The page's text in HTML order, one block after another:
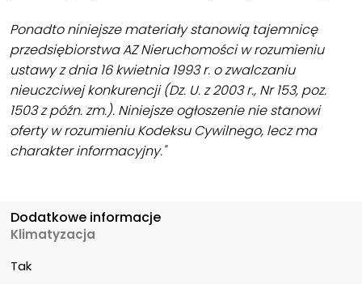
Ponadto niniejsze materiały stanowią tajemnicę
przedsiębiorstwa AZ Nieruchomości w rozumieniu
ustawy z dnia 16 kwietnia 1993 r. o zwalczaniu
nieuczciwej konkurencji (Dz. U. z 2003 r., Nr 153, poz.
1503 z późn. zm.). Niniejsze ogłoszenie nie stanowi
oferty w rozumieniu Kodeksu Cywilnego, lecz ma
charakter informacyjny."
Dodatkowe informacje
Klimatyzacja
Tak